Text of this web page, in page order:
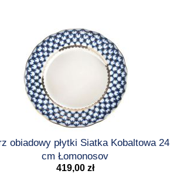
obiadowy płytki Siatka Kobaltowa 24
cm Łomonosov
419,00 zł